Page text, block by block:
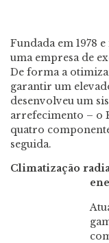
Fundada em 1978
uma empresa de
De forma a
garantir um
desenvolveu um
arrefecimento – o
quatro
seguida.
Climatização